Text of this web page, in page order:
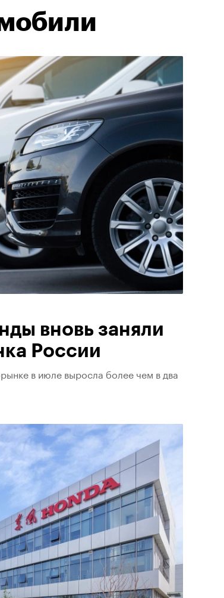
вновь заняли
России
в июле выросла более чем в два